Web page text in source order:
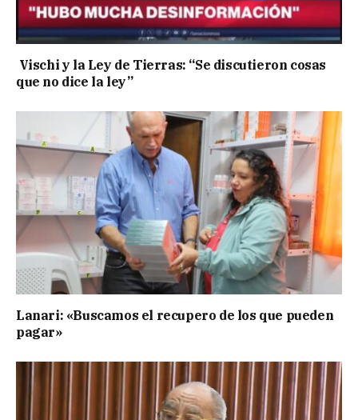
Vischi y la Ley de Tierras: “Se discutieron cosas
que no dice la ley”
Lanari: «Buscamos el recupero de los que pueden
pagar»